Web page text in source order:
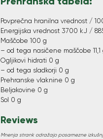
Povprečna hranilna vrednost /
Energijska vrednost 3700 kJ /
Maščobe 100 g
– od tega nasičene maščobe 11,1
Ogljikovi hidrati 0 g
– od tega sladkorji 0 g
Prehranske vlaknine 0 g
Beljakovine 0 g
Sol 0 g
Reviews
Mnenja strank odražajo posamezne